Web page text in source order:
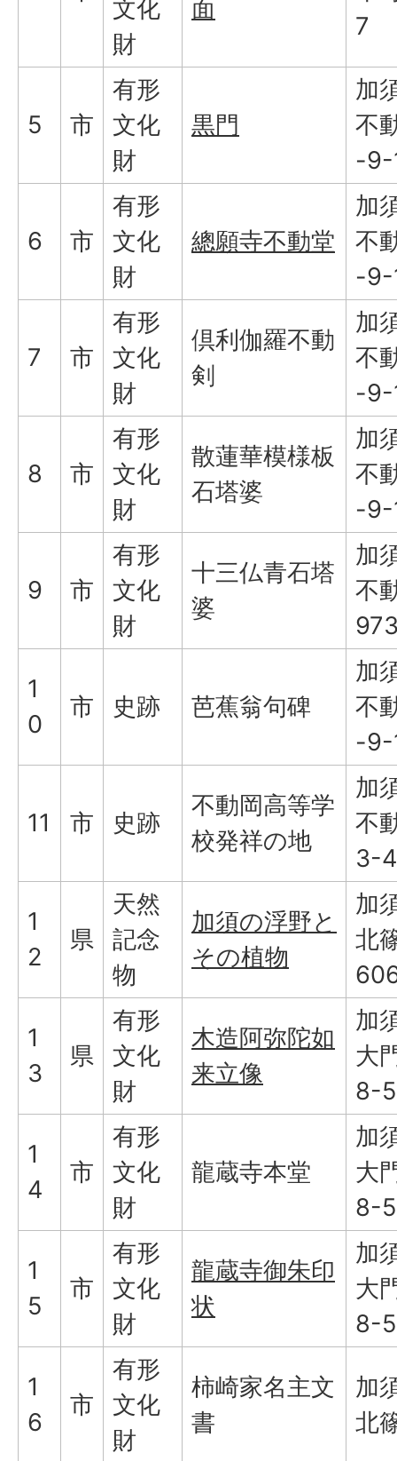
文化
財
面
7
5 市
有形
文化
財
黒門
加
不
-9-
6 市
有形
文化
財
總願寺不動堂
加
不
-9-
7 市
有形
文化
財
倶利伽羅不動
剣
加
不
-9-
8 市
有形
文化
財
散蓮華模様板
石塔婆
加
不
-9-
9 市
有形
文化
財
十三仏青石塔
婆
加
不
1
0
市 史跡 芭蕉翁句碑
加
不
-9-
11 市 史跡
不動岡高等学
校発祥の地
加
不
3-4
1
2
県
天然
記念
物
加須の浮野と
その植物
加
北
1
3
県
有形
文化
財
木造阿弥陀如
来立像
加
大
8-
1
4
市
有形
文化
財
龍蔵寺本堂
加
大
8-
1
5
市
有形
文化
財
龍蔵寺御朱印
状
加
大
8-
1
6
市
有形
文化
財
柿崎家名主文
書
加
北